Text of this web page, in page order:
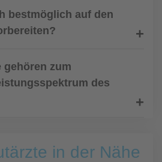
bestmöglich auf den
gehören zum
des
in der Nähe